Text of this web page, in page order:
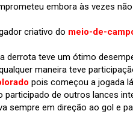
embora às vezes
criativo do meio-de-
derrota teve um ótimo
maneira teve
pois começou a jogada
participado de outros lances
sempre em direção ao gol e